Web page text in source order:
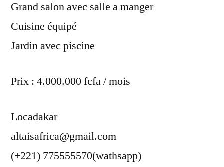
Grand salon avec salle a manger
Cuisine équipé
Jardin avec piscine
Prix : 4.000.000 fcfa / mois
Locadakar
altaisafrica@gmail.com
(+221) 775555570(wathsapp)